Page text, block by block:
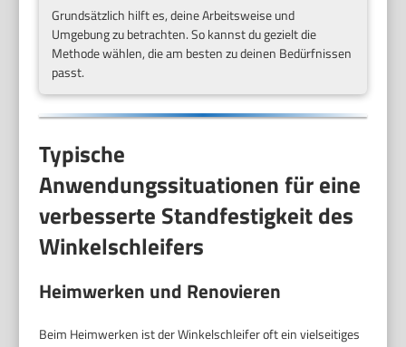
Grundsätzlich hilft es, deine Arbeitsweise und
Umgebung zu betrachten. So kannst du gezielt die
Methode wählen, die am besten zu deinen Bedürfnissen
passt.
Typische
Anwendungssituationen für eine
verbesserte Standfestigkeit des
Winkelschleifers
Heimwerken und Renovieren
Beim Heimwerken ist der Winkelschleifer oft ein vielseitiges